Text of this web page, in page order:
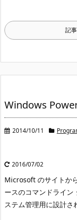
記
Windows
2014/10/11
2016/07/02
Microsoft のサイトか
ースのコマンドライン
ステム管理用に設計